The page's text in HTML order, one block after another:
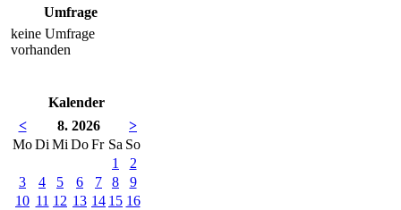
Umfrage
keine Umfrage
vorhanden
Kalender
<
8. 2026
>
MoDi Mi DoFr Sa So
1
2
3
4 5 6 7 8
9
10 11 12 13 14 15 16